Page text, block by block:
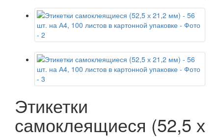
Этикетки
самоклеящиеся (52,5 х